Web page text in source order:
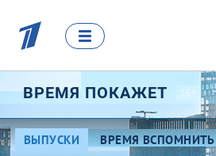
ВРЕМЯ ПОКАЖЕТ 16+
ВЫПУСКИ ВРЕМЯ ВСПОМНИТЬ